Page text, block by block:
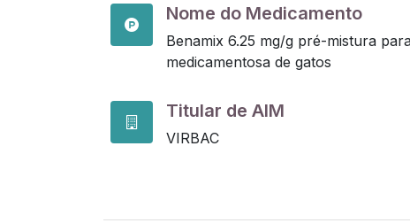
Nome do Medicamento
Benamix 6.25 mg/g pré-mistura
medicamentosa de gatos
Titular de AIM
VIRBAC